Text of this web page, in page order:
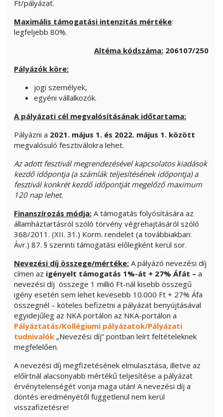
Ft/pályázat.
Maximális támogatási intenzitás mértéke:
legfeljebb 80%.
Altéma kódszáma: 206107/250
Pályázók köre:
jogi személyek,
egyéni vállalkozók.
A pályázati cél megvalósításának időtartama:
Pályázni a 2021. május 1. és 2022. május 1. között
megvalósuló fesztiválokra lehet.
Az adott fesztivál megrendezésével kapcsolatos kiadások
kezdő időpontja (a számlák teljesítésének időpontja) a
fesztivál konkrét kezdő időpontját megelőző maximum
120 nap lehet.
Finanszírozás módja: A támogatás folyósítására az
államháztartásról szóló törvény végrehajtásáról szóló
368/2011. (XII. 31.) Korm. rendelet (a továbbiakban:
Ávr.) 87. § szerinti támogatási előlegként kerül sor.
Nevezési díj összege/mértéke: A pályázó nevezési díj
címen az igényelt támogatás 1%-át + 27% Áfát – a
nevezési díj összege 1 millió Ft-nál kisebb összegű
igény esetén sem lehet kevesebb 10.000 Ft + 27% Áfa
összegnél – köteles befizetni a pályázat benyújtásával
egyidejűleg az NKA portálon az NKA-portálon a
Pályáztatás/Kollégiumi pályázatok/Pályázati
tudnivalók „Nevezési díj” pontban leírt feltételeknek
megfelelően.
A nevezési díj megfizetésének elmulasztása, illetve az
előírtnál alacsonyabb mértékű teljesítése a pályázat
érvénytelenségét vonja maga után! A nevezési díj a
döntés eredményétől függetlenül nem kerül
visszafizetésre!